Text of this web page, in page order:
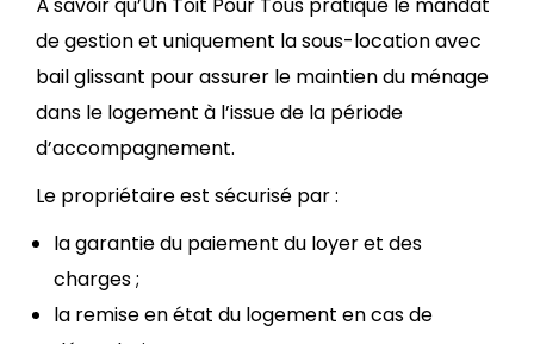
de gestion et uniquement la sous-location avec
bail glissant pour assurer le maintien du ménage
dans le logement à l’issue de la période
d’accompagnement.
Le propriétaire est sécurisé par :
la garantie du paiement du loyer et des
charges ;
la remise en état du logement en cas de